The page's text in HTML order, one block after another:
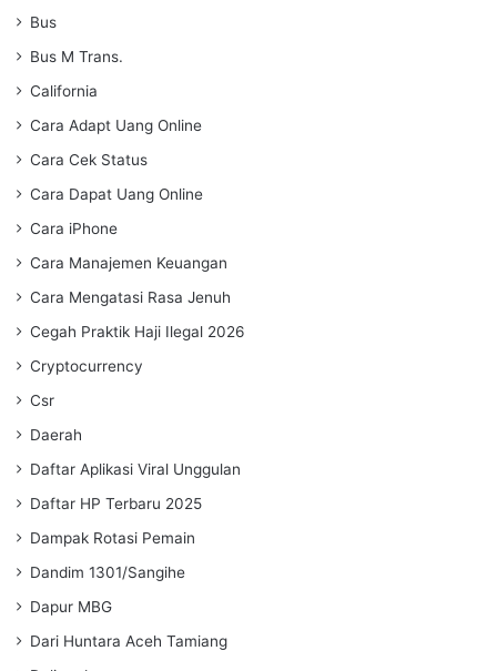
Bus
Bus M Trans.
California
Cara Adapt Uang Online
Cara Cek Status
Cara Dapat Uang Online
Cara iPhone
Cara Manajemen Keuangan
Cara Mengatasi Rasa Jenuh
Cegah Praktik Haji Ilegal 2026
Cryptocurrency
Csr
Daerah
Daftar Aplikasi Viral Unggulan
Daftar HP Terbaru 2025
Dampak Rotasi Pemain
Dandim 1301/Sangihe
Dapur MBG
Dari Huntara Aceh Tamiang